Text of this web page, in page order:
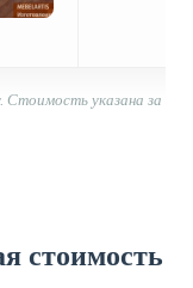
Стоимость указана за
стоимость